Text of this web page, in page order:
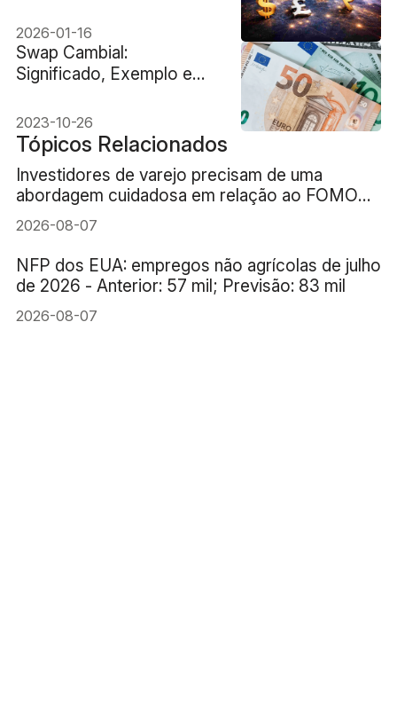
2026-01-16
Swap Cambial:
Significado, Exemplo e
2023-10-26
Tópicos Relacionados
Investidores de varejo precisam de uma
abordagem cuidadosa em relação ao FOMO
(medo de ficar de fora) da IA
2026-08-07
NFP dos EUA: empregos não agrícolas de julho
de 2026 - Anterior: 57 mil; Previsão: 83 mil
2026-08-07